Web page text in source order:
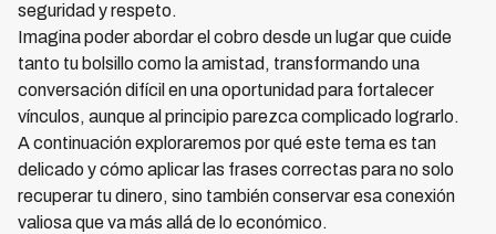
seguridad y respeto.
Imagina poder abordar el cobro desde un lugar que cuide
tanto tu bolsillo como la amistad, transformando una
conversación difícil en una oportunidad para fortalecer
vínculos, aunque al principio parezca complicado lograrlo.
A continuación exploraremos por qué este tema es tan
delicado y cómo aplicar las frases correctas para no solo
recuperar tu dinero, sino también conservar esa conexión
valiosa que va más allá de lo económico.